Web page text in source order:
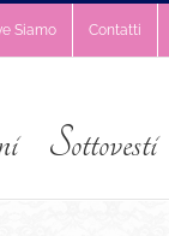
Siamo Contatti
Sottovesti